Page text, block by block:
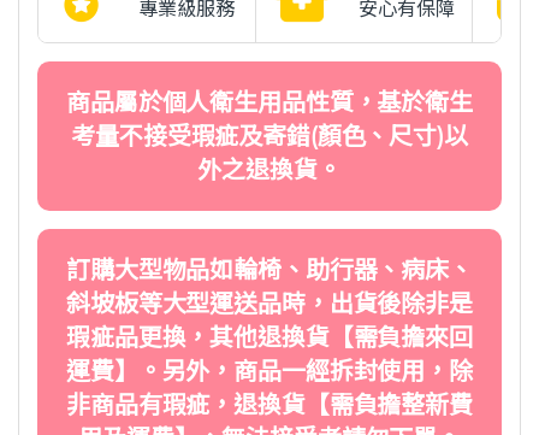
專業級服務
安心有保障
商品屬於個人衛生用品性質，基於衛生
考量不接受瑕疵及寄錯(顏色、尺寸)以
外之退換貨。
訂購大型物品如輪椅、助行器、病床、
斜坡板等大型運送品時，出貨後除非是
瑕疵品更換，其他退換貨【需負擔來回
運費】。另外，商品一經拆封使用，除
非商品有瑕疵，退換貨【需負擔整新費